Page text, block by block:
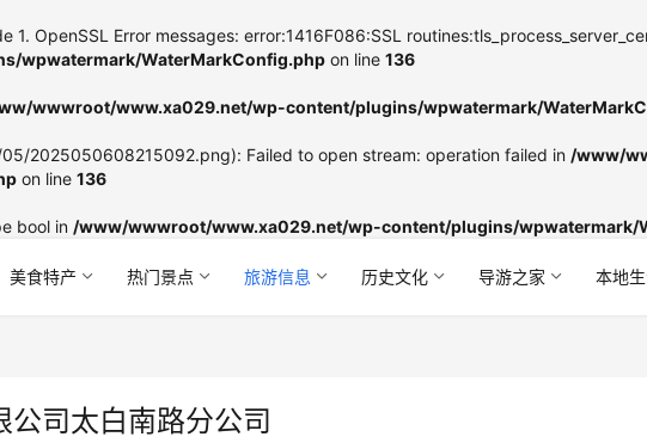
1. OpenSSL Error messages: error:1416F086:SSL
wpwatermark/WaterMarkConfig.php on line 136
wwwroot/www.xa029.net/wp-content/plugins/wpwatermark/
2025050608215092.png): Failed to open stream: operation failed in /www/
on line 136
bool in /www/wwwroot/www.xa029.net/wp-content/plugins/wpwatermark/
美食特产 热门景点 旅游信息 历史文化 导游之家 本地
司太白南路分公司